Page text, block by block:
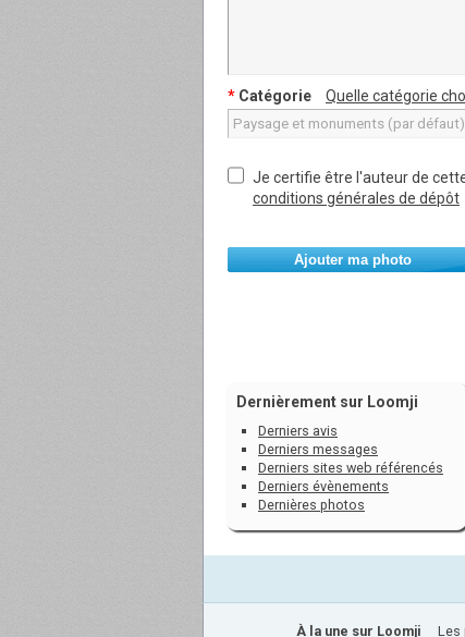
* Catégorie Quelle catégorie
Je certifie être l'auteur de
conditions générales de dépôt
Ajouter ma photo
Dernièrement sur Loomji
Derniers avis
Derniers messages
Derniers sites web référencés
Derniers évènements
Dernières photos
À la une sur Loomji Les